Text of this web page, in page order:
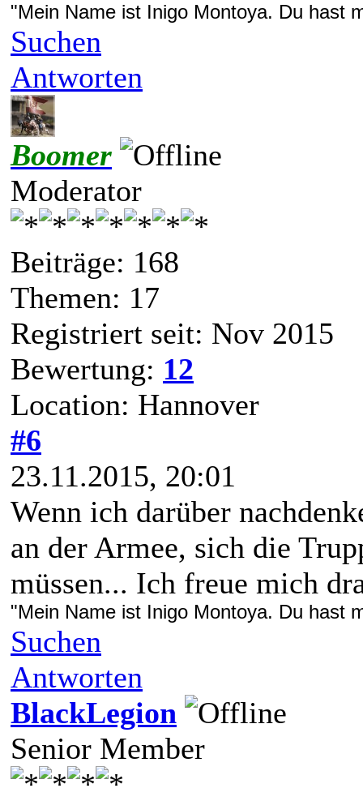
"Mein Name ist Inigo Montoya. Du hast
Suchen
Antworten
Boomer
Moderator
Beiträge: 168
Themen: 17
Registriert seit: Nov 2015
Bewertung: 12
Location: Hannover
#6
23.11.2015, 20:01
Wenn ich darüber
an der Armee, sich die
müssen... Ich freue mich
"Mein Name ist Inigo Montoya. Du hast
Suchen
Antworten
BlackLegion
Senior Member